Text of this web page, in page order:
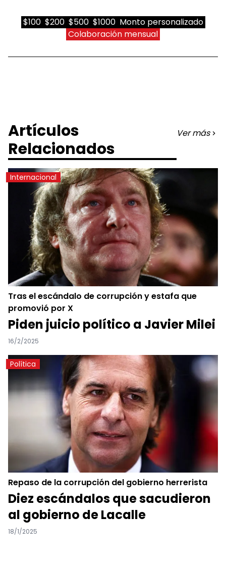
$100 $200 $500 $1000 Monto personalizado
Colaboración mensual
Artículos
Relacionados
Ver más
Internacional
Tras el escándalo de corrupción y estafa que
promovió por X
Piden juicio político a Javier Milei
16/2/2025
Política
Repaso de la corrupción del gobierno herrerista
Diez escándalos que sacudieron
al gobierno de Lacalle
18/1/2025